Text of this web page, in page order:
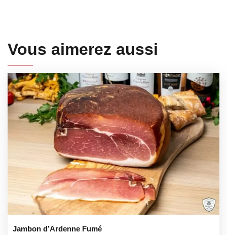
Vous aimerez aussi
Jambon d’Ardenne Fumé